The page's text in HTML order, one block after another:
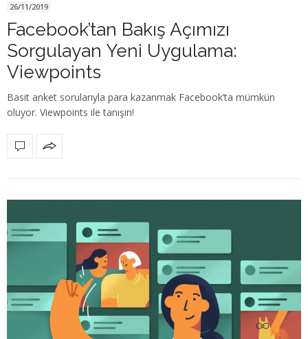
26/11/2019
Facebook’tan Bakış Açımızı
Sorgulayan Yeni Uygulama:
Viewpoints
Basit anket sorularıyla para kazanmak Facebook’ta mümkün
oluyor. Viewpoints ile tanışın!